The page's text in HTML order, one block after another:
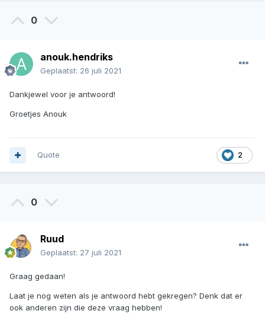
0
anouk.hendriks
Geplaatst: 26 juli 2021
Dankjewel voor je antwoord!
Groetjes Anouk
2
Quote
0
Ruud
Geplaatst: 27 juli 2021
Graag gedaan!
Laat je nog weten als je antwoord hebt gekregen? Denk dat er
ook anderen zijn die deze vraag hebben!